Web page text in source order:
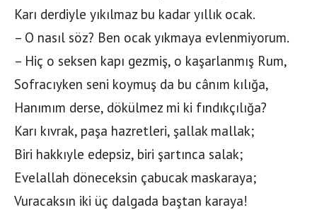
Karı derdiyle yıkılmaz bu kadar yıllık ocak.
– O nasıl söz? Ben ocak yıkmaya evlenmiyorum.
– Hiç o seksen kapı gezmiş, o kaşarlanmış Rum,
Sofracıyken seni koymuş da bu cânım kılığa,
Hanımım derse, dökülmez mi ki fındıkçılığa?
Karı kıvrak, paşa hazretleri, şallak mallak;
Biri hakkıyle edepsiz, biri şartınca salak;
Evelallah döneceksin çabucak maskaraya;
Vuracaksın iki üç dalgada baştan karaya!